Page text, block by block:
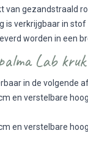
van gezandstraald
is verkrijgbaar in stof
worden in een
Lab kruk
in de volgende
en verstelbare
en verstelbare